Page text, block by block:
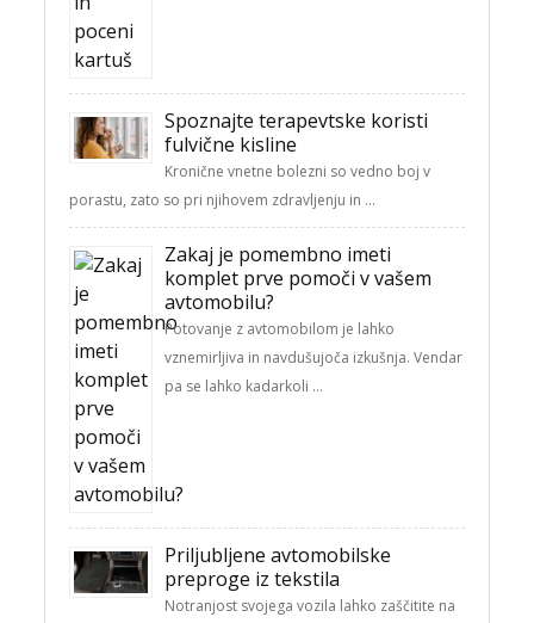
Spoznajte terapevtske koristi
fulvične kisline
Kronične vnetne bolezni so vedno boj v
porastu, zato so pri njihovem zdravljenju in …
Zakaj je pomembno imeti
komplet prve pomoči v vašem
avtomobilu?
Potovanje z avtomobilom je lahko
vznemirljiva in navdušujoča izkušnja. Vendar
pa se lahko kadarkoli …
Priljubljene avtomobilske
preproge iz tekstila
Notranjost svojega vozila lahko zaščitite na